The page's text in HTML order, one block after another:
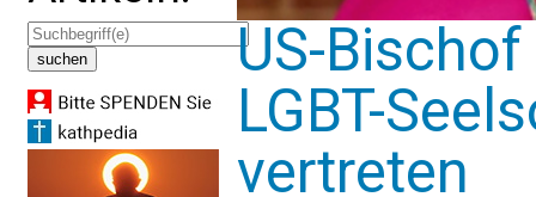
US-
LGBT-
vertreten